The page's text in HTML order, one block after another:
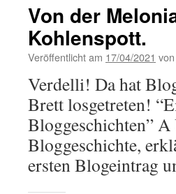
Von der
Kohlenspott.
Veröffentlicht am 17/04/2021 von
Verdelli! Da hat
Brett losgetreten!
Bloggeschichten”
Bloggeschichte,
ersten Blogeintrag